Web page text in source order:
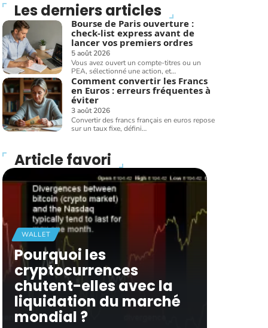
Les derniers articles
Bourse de Paris ouverture :
check-list express avant de
lancer vos premiers ordres
5 août 2026
Vous avez ouvert un compte-titres ou un
PEA, sélectionné une action, et…
Comment convertir les Francs
en Euros : erreurs fréquentes à
éviter
3 août 2026
Convertir des francs français en euros repose
sur un taux fixe, défini…
Article favori
WALLET
Pourquoi les
cryptocurrences
chutent-elles avec la
liquidation du marché
mondial ?